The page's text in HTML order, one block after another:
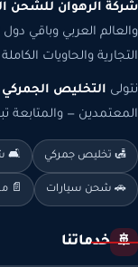
شركة الرهوان للشحن
والعالم العربي وباقي
التجارية والحاويات
نتولى التخليص الجمركي
المعتمدين — والمتابعة
🛃 تخليص جمركي 🛋️
🚗 شحن سيارات 📄
🚢 خدماتنا